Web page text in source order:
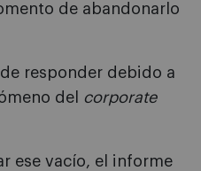
de abandonarlo
responder debido a
del
corporate
ese vacío, el informe